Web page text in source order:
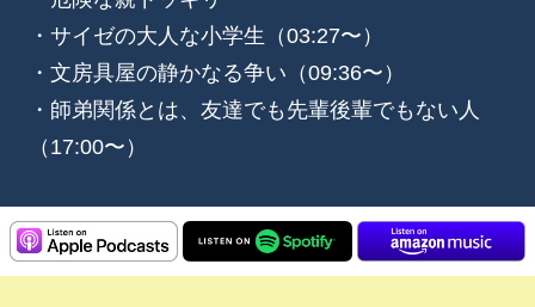
・サイゼの大人な小学生（03:27〜）
・文房具屋の静かなる争い（09:36〜）
・師弟関係とは、友達でも先輩後輩でもない人
（17:00〜）